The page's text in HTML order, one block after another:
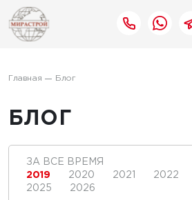
Главная Блог
БЛОГ
ЗА ВСЕ ВРЕМЯ
2019
2020 2021 2022
2025
2026